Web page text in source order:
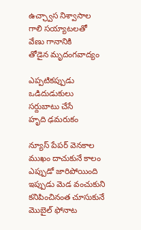
ఉచ్ఛ్వాస నిశ్వాసాల
గాలి సయ్యాటలతో
వేణు గానానికి
తోడైన మృదంగవాద్యం
ఎప్పటికప్పుడు
ఒడిదుడుకులు
సర్దుబాటు చేసే
హృది ఢమరుకం
న్యూస్ పేపర్ వెనకాల
ముఖం దాచుకునే కాలం
ఎప్పుడో జారిపోయింది
ఇప్పుడు మెడ వంచుకుని
కనిపించినంత చూసుకునే
మొబైల్ ఫోనాట